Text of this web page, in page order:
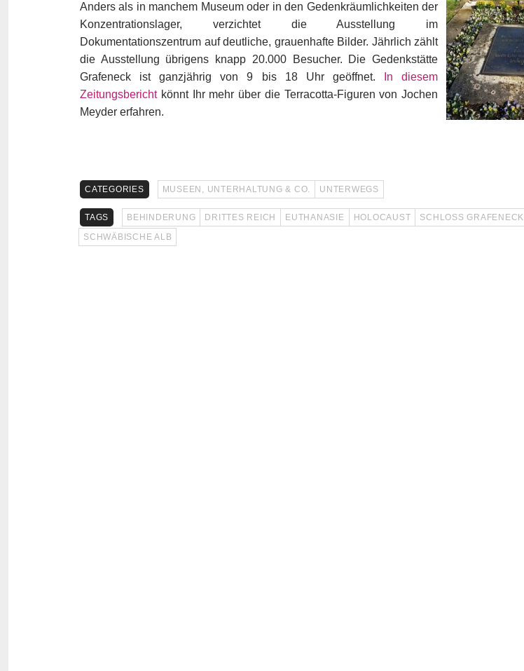
Anders als in manchem Museum oder in den Gedenkräumlichkeiten der
Konzentrationslager, verzichtet die Ausstellung im
Dokumentationszentrum auf deutliche, grauenhafte Bilder. Jährlich zählt
die Ausstellung übrigens knapp 20.000 Besucher. Die Gedenkstätte
Grafeneck ist ganzjährig von 9 bis 18 Uhr geöffnet.
In diesem
Zeitungsbericht könnt Ihr mehr über die Terracotta-Figuren von Jochen
Meyder erfahren.
CATEGORIES MUSEEN, UNTERHALTUNG & CO. UNTERWEGS
TAGS BEHINDERUNG DRITTES REICH EUTHANASIE HOLOCAUST
SCHLOSS GRAFENECK
SCHWÄBISCHE ALB